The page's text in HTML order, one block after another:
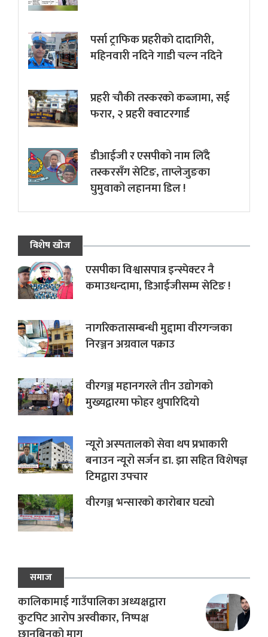
पर्सा ट्राफिक प्रहरीकाे दादागिरी,
महिनवारी नदिने गाडी चल्न नदिने
प्रहरी चौकी तस्करको कब्जामा, सई
फरार, २ प्रहरी क्वाटरगार्ड
डीआईजी र एसपीको नाम लिँदै
तस्करसँग सेटिङ, ताप्लेजुङका
घुमुवाको लहानमा डिल !
विशेष खोज
एसपीका विश्वासपात्र इन्स्पेक्टर नै
कमाउधन्दामा, डिआईजीसम्म सेटिङ !
नागरिकतासम्बन्धी मुद्दामा वीरगन्जका
निरञ्जन अग्रवाल पक्राउ
वीरगञ्ज महानगरले तीन उद्योगको
मुख्यद्वारमा फोहर थुपारिदियो
न्यूरो अस्पतालको सेवा थप प्रभाकारी
बनाउन न्यूरो सर्जन डा. झा सहित विशेषज्ञ
टिमद्वारा उपचार
वीरगञ्ज भन्सारको कारोबार घट्यो
समाज
कालिकामाई गाउँपालिका अध्यक्षद्वारा
कुटपिट आरोप अस्वीकार, निष्पक्ष